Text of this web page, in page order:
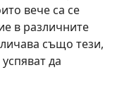
вече са се
в различните
също тези,
да